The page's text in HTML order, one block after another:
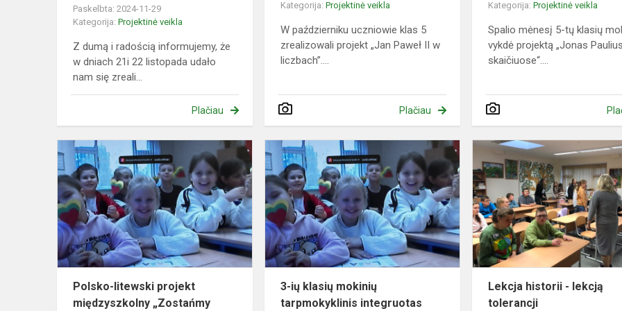
Paskelbta: 2024-11-29
Kategorija: Projektinė veikla
Z dumą i radością informujemy, że
w dniach 21i 22 listopada udało
nam się zreali...
Plačiau
Kategorija:Projektinė veikla
W październiku uczniowie klas 5
zrealizowali projekt „Jan Paweł II w
liczbach”....
Plačiau
Kategorija:Projektinė veikla
Spalio mėnesį 5-tų klasių
vykdė projektą „Jonas
skaičiuose“....
Polsko-
litewski
projekt
międzyszkolny
„Zostańmy
przyjaciółm...
Polsko-litewski projekt
międzyszkolny „Zostańmy
ių
klasių
mokinių
tarpmokyklinis
integruotas
lietuvių
ir...
3-ių klasių mokinių
tarpmokyklinis integruotas
Lekcja historii - lekcją
tolerancji